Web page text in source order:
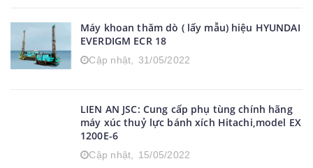
Máy khoan thăm dò ( lấy mẫu) hiệu HYUNDAI
EVERDIGM ECR 18
Cập nhật, 31/05/2022
LIEN AN JSC: Cung cấp phụ tùng chính hãng
máy xúc thuỷ lực bánh xích Hitachi,model EX
1200E-6
Cập nhật, 15/05/2022